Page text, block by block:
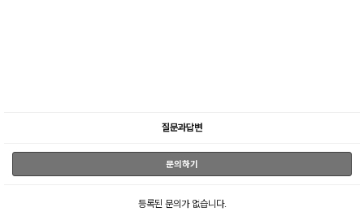
질문과답변
문의하기
등록된 문의가 없습니다.